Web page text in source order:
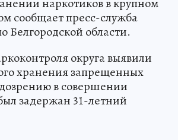
сообщает пресс-служба
Белгородской области.
округа выявили
хранения запрещенных
в совершении
задержан 31-летний